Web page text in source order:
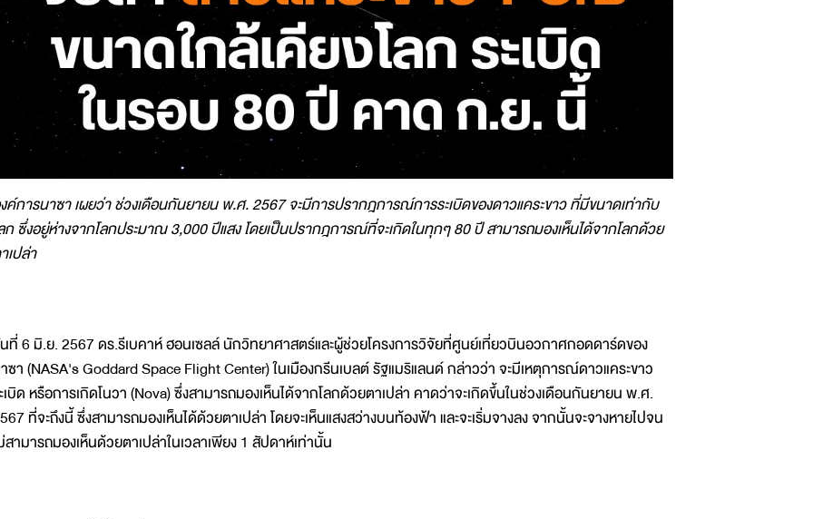
ค์การนาซา เผยว่า ช่วงเดือนกันยายน พ.ศ. 2567 จะมีการปรากฎการณ์การระเบิดของดาวแคระขาว ที่มีขนาดเท่ากับ
ก ซึ่งอยู่ห่างจากโลกประมาณ 3,000 ปีแสง โดยเป็นปรากฎการณ์ที่จะเกิดในทุกๆ 80 ปี สามารถมองเห็นได้จากโลกด้วย
เปล่า
ที่ 6 มิ.ย. 2567 ดร.รีเบคาห์ ฮอนเซลล์ นักวิทยาศาสตร์และผู้ช่วยโครงการวิจัยที่ศูนย์เที่ยวบินอวกาศกอดดาร์ดของ
ซา (NASA's Goddard Space Flight Center) ในเมืองกรีนเบลต์ รัฐแมริแลนด์ กล่าวว่า จะมีเหตุการณ์ดาวแคระขาว
เบิด หรือการเกิดโนวา (Nova) ซึ่งสามารถมองเห็นได้จากโลกด้วยตาเปล่า คาดว่าจะเกิดขึ้นในช่วงเดือนกันยายน พ.ศ.
ที่จะถึงนี้ ซึ่งสามารถมองเห็นได้ด้วยตาเปล่า โดยจะเห็นแสงสว่างบนท้องฟ้า และจะเริ่มจางลง จากนั้นจะจางหายไปจน
สามารถมองเห็นด้วยตาเปล่าในเวลาเพียง 1 สัปดาห์เท่านั้น